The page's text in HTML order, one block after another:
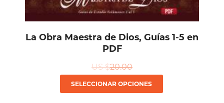
La Obra Maestra de Dios, Guías 1-5 en
PDF
US $20.00
SELECCIONAR OPCIONES